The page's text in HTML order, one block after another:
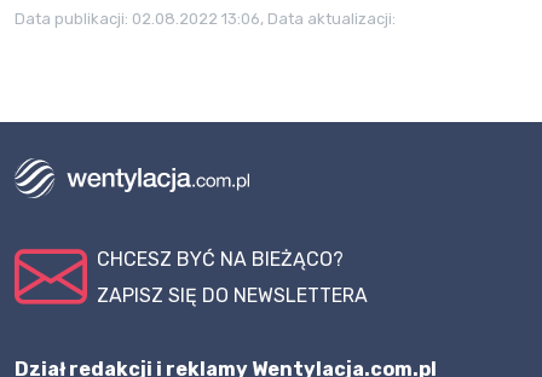
Data publikacji: 02.08.2022 13:06, Data aktualizacji:
CHCESZ BYĆ NA BIEŻĄCO?
ZAPISZ SIĘ DO NEWSLETTERA
Dział redakcji i reklamy Wentylacja.com.pl